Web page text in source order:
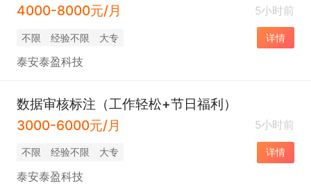
4000-8000元/月
5小时前
不限 经验不限 大专 详情
泰安泰盈科技
数据审核标注（工作轻松+节日福利）
3000-6000元/月
5小时前
不限 经验不限 大专 详情
泰安泰盈科技